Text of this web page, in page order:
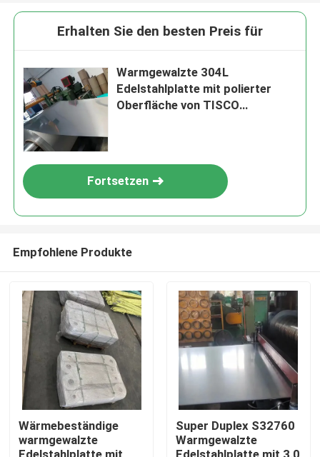
Erhalten Sie den besten Preis für
Warmgewalzte 304L
Edelstahlplatte mit polierter
Oberfläche von TISCO
Fortsetzen
Empfohlene Produkte
Wärmebeständige
warmgewalzte
Super Duplex S32760
Warmgewalzte